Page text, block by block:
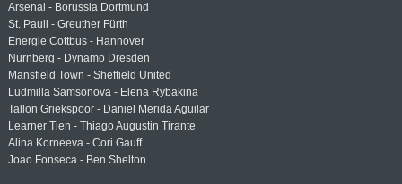
Arsenal - Borussia Dortmund
St. Pauli - Greuther Fürth
Energie Cottbus - Hannover
Nürnberg - Dynamo Dresden
Mansfield Town - Sheffield United
Ludmilla Samsonova - Elena Rybakina
Tallon Griekspoor - Daniel Merida Aguilar
Learner Tien - Thiago Augustin Tirante
Alina Korneeva - Cori Gauff
Joao Fonseca - Ben Shelton